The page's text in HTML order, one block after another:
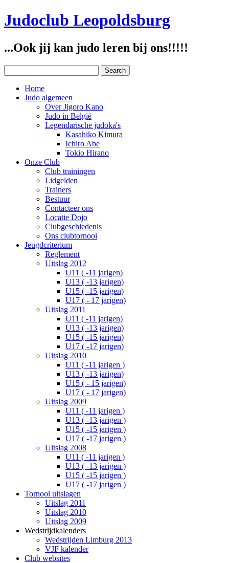
Judoclub Leopoldsburg
...Ook jij kan judo leren bij ons!!!!!
Home
Judo algemeen
Over Jigoro Kano
Judo in België
Legendarische judoka's
Kasahiko Kimura
Ichiro Abe
Tokio Hirano
Onze Club
Club trainingen
Lidgelden
Trainers
Bestuur
Contacteer ons
Locatie Dojo
Clubgeschiedenis
Ons clubtornooi
Jeugdcriterium
Reglement
Uitslag 2012
U11 ( -11 jarigen)
U13 ( -13 jarigen)
U15 ( -15 jarigen)
U17 ( - 17 jarigen)
Uitslag 2011
U11 ( -11 jarigen)
U13 ( -13 jarigen)
U15 ( -15 jarigen)
U17 ( -17 jarigen)
Uitslag 2010
U11 ( -11 jarigen )
U13 ( -13 jarigen)
U15 ( - 15 jarigen)
U17 ( - 17 jarigen)
Uitslag 2009
U11 ( -11 jarigen )
U13 ( -13 jarigen )
U15 ( -15 jarigen )
U17 ( -17 jarigen )
Uitslag 2008
U11 ( -11 jarigen )
U13 ( -13 jarigen )
U15 ( -15 jarigen )
U17 ( -17 jarigen )
Tornooi uitslagen
Uitslag 2011
Uitslag 2010
Uitslag 2009
Wedstrijdkalenders
Wedstrijden Limburg 2013
VJF kalender
Club websites